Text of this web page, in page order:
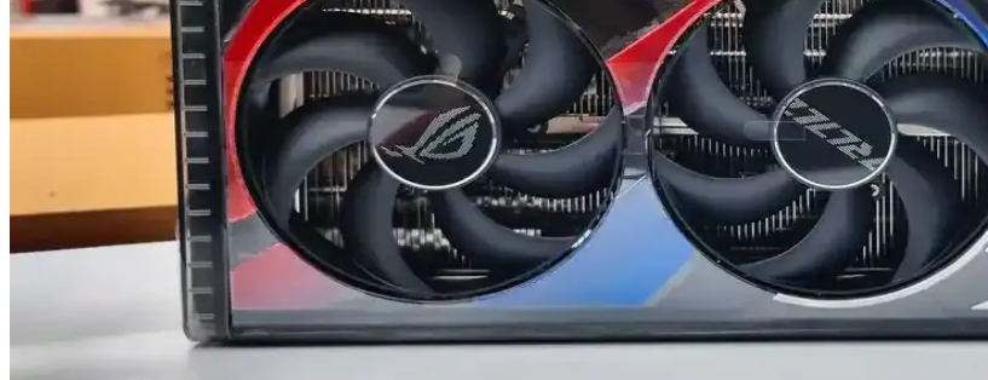
Grafik Kartı Seçiminde Performans ve Fiyat Dengesini Optimize Etme Rehberi
Grafik kartları, yüksek performans gerektiren uygulamalarda sistem verimliliği için kritik. Güncel modeller ve fiyat-performans
Bütçe Dostu Performans Grafikkartları: Ekonomik ve Güncel Seçenekler Hakkında Kapsamlı Bilgi
Uygun fiyatlı grafik kartları, temel oyun ve grafik işlemlerinde yeterli performans sunar; enerji verimliliği ve güncel modellerle
Sapphire RX 7600 XT Pulse AMD 16GB GDDR6 Ekran Kartı Performans ve Dayanıklılık
Sapphire RX 7600 XT Pulse AMD 16GB GDDR6 ekran kartı, yüksek performans ve dayanıklılık sunar. Çift fanlı soğutma
Pullsar Thermopad Extreme ile Bilgisayarınızın Soğutma Performansını Artırın
Pullsar Thermopad Extreme, yüksek iletkenlik değeri ve dayanıklı yapısıyla bilgisayarların sıcaklığını etkin şekilde düşüren